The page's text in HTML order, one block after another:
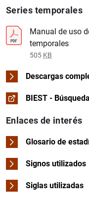
Series temporales
Manual de uso
temporales
505 KB
Descargas
BIEST -
Enlaces de interés
Glosario de
Signos utilizados
Siglas utilizadas